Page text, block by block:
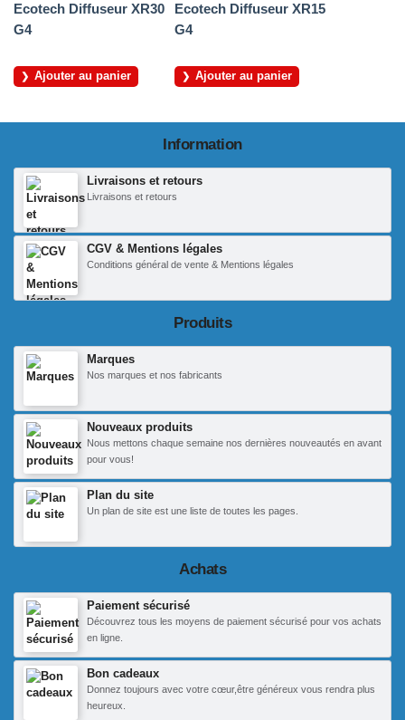
Ecotech Diffuseur XR30
G4
Ajouter au panier
Ecotech Diffuseur XR15
G4
Ajouter au panier
Information
Livraisons et retours
Livraisons et retours
CGV & Mentions légales
Conditions général de vente & Mentions légales
Produits
Marques
Nos marques et nos fabricants
Nouveaux produits
Nous mettons chaque semaine nos dernières nouveautés en avant
pour vous!
Plan du site
Un plan de site est une liste de toutes les pages.
Achats
Paiement sécurisé
Découvrez tous les moyens de paiement sécurisé pour vos achats
en ligne.
Bon cadeaux
Donnez toujours avec votre cœur,être généreux vous rendra plus
heureux.